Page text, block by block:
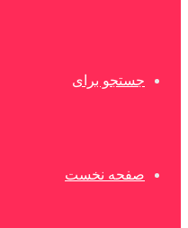
جستجو برای
صفحه نخست